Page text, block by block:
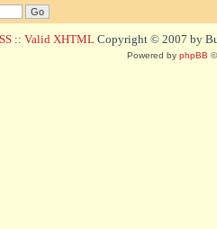
:: Valid XHTML Copyright © 2007 by
Powered by phpBB